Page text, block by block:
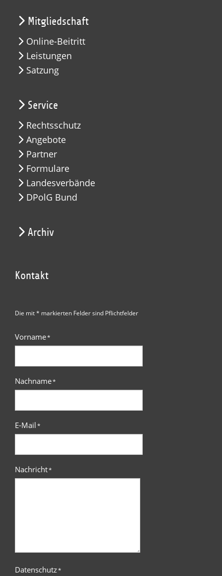
Mitgliedschaft
Online-Beitritt
Leistungen
Satzung
Service
Rechtsschutz
Angebote
Partner
Formulare
Landesverbände
DPolG Bund
Archiv
Kontakt
Die mit * markierten Felder sind Pflichtfelder
Vorname*
Nachname*
E-Mail*
Nachricht*
Datenschutz*